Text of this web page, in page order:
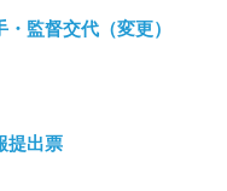
監督交代（変更）
提出票